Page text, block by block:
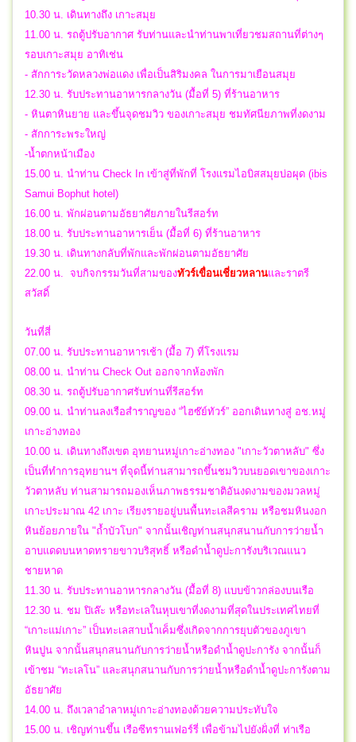
10.30 น. เดินทางถึง เกาะสมุย
11.00 น. รถตู้ปรับอากาศ รับท่านและนำท่านพาเที่ยวชมสถานที่ต่างๆ
รอบเกาะสมุย อาทิเช่น
- สักการะวัดหลวงพ่อแดง เพื่อเป็นสิริมงคล ในการมาเยือนสมุย
12.30 น. รับประทานอาหารกลางวัน (มื้อที่ 5) ที่ร้านอาหาร
- หินตาหินยาย และขึ้นจุดชมวิว ของเกาะสมุย ชมทัศนียภาพที่งดงาม
- สักการะพระใหญ่
-น้ำตกหน้าเมือง
15.00 น. นำท่าน Check In เข้าสู่ที่พักที่ โรงแรมไอบิสสมุยบ่อผุด (ibis
Samui Bophut hotel)
16.00 น. พักผ่อนตามอัธยาศัยภายในรีสอร์ท
18.00 น. รับประทานอาหารเย็น (มื้อที่ 6) ที่ร้านอาหาร
19.30 น. เดินทางกลับที่พักและพักผ่อนตามอัธยาศัย
22.00 น.
จบกิจกรรมวันที่สามของทัวร์เขื่อนเชี่ยวหลานและราตรี
สวัสดิ์
วันที่สี่
07.00 น. รับประทานอาหารเช้า (มื้อ 7) ที่โรงแรม
08.00 น. นำท่าน Check Out ออกจากห้องพัก
08.30 น. รถตู้ปรับอากาศรับท่านที่รีสอร์ท
09.00 น. นำท่านลงเรือสำราญของ “ไฮซ๊ย์ทัวร์” ออกเดินทางสู่ อช.หมู่
เกาะอ่างทอง
10.00 น. เดินทางถึงเขต อุทยานหมู่เกาะอ่างทอง "เกาะวัวตาหลับ" ซึ่ง
เป็นที่ทำการอุทยานฯ ที่จุดนี้ท่านสามารถขึ้นชมวิวบนยอดเขาของเกาะ
วัวตาหลับ ท่านสามารถมองเห็นภาพธรรมชาติอันงดงามของมวลหมู่
เกาะประมาณ 42 เกาะ เรียงรายอยู่บนพื้นทะเลสีคราม หรือชมหินงอก
หินย้อยภายใน "ถ้ำบัวโบก" จากนั้นเชิญท่านสนุกสนานกับการว่ายน้ำ
อาบแดดบนหาดทรายขาวบริสุทธิ์ หรือดำน้ำดูปะการังบริเวณแนว
ชายหาด
11.30 น. รับประทานอาหารกลางวัน (มื้อที่ 8) แบบข้าวกล่องบนเรือ
12.30 น. ชม ปิเล๊ะ หรือทะเลในหุบเขาที่งดงามที่สุดในประเทศไทยที่
“เกาะแม่เกาะ” เป็นทะเลสาบน้ำเค็มซึ่งเกิดจากการยุบตัวของภูเขา
หินปูน จากนั้นสนุกสนานกับการว่ายน้ำหรือดำน้ำดูปะการัง จากนั้นก็
เข้าชม “ทะเลโน” และสนุกสนานกับการว่ายน้ำหรือดำน้ำดูปะการังตาม
อัธยาศัย
14.00 น. ถึงเวลาอำลาหมู่เกาะอ่างทองด้วยความประทับใจ
15.00 น. เชิญท่านขึ้น เรือซีทรานเฟอร์รี่ เพื่อข้ามไปยังฝั่งที่ ท่าเรือ